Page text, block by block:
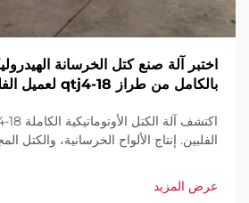
اختبر آلة صنع كتل الخرسانة
بالكامل من طراز qtj4-18 لعميل الفلبين
الفلبين. إنتاج الألواح الخرسانية، والكتل
عرض المزيد